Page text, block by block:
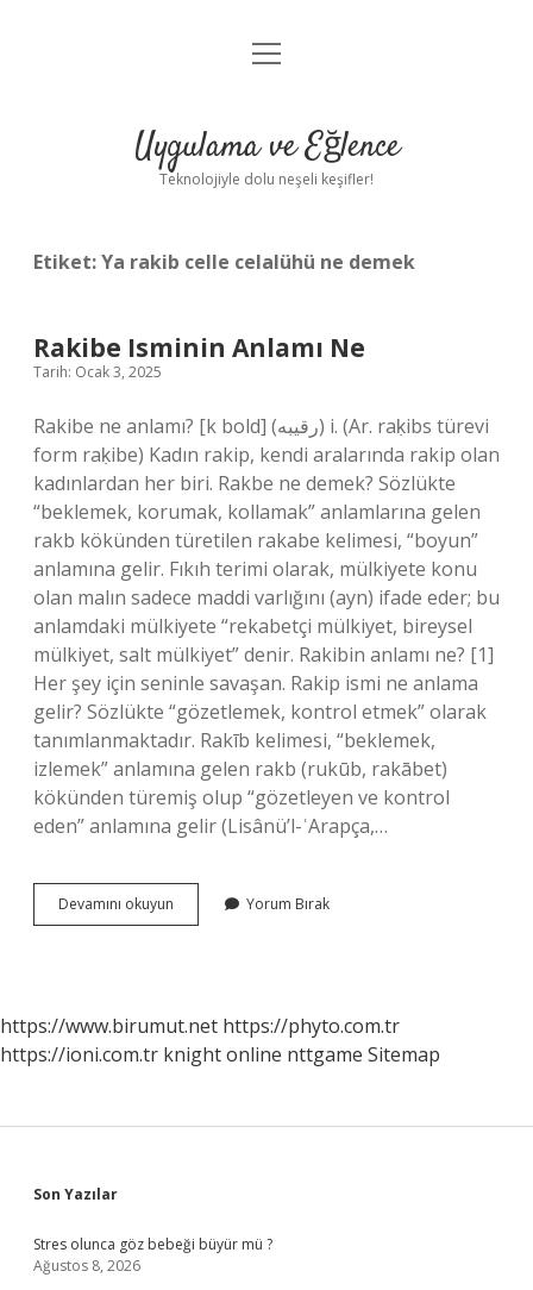
Anasayfa
Yasal Uyarı
menüyü
Uygulama ve Eğlence
Teknolojiyle dolu neşeli keşifler!
Etiket:Ya rakib celle celalühü ne demek
Rakibe Isminin Anlamı Ne
Tarih: Ocak 3, 2025
Rakibe ne anlamı? [k bold] (ﺭﻗﻴﺒﻪ) i. (Ar. raḳіbs türevi
form raḳіbe) Kadın rakip, kendi aralarında rakip olan
kadınlardan her biri. Rakbe ne demek? Sözlükte
“beklemek, korumak, kollamak” anlamlarına gelen
rakb kökünden türetilen rakabe kelimesi, “boyun”
anlamına gelir. Fıkıh terimi olarak, mülkiyete konu
olan malın sadece maddi varlığını (ayn) ifade eder; bu
anlamdaki mülkiyete “rekabetçi mülkiyet, bireysel
mülkiyet, salt mülkiyet” denir. Rakibin anlamı ne? [1]
Her şey için seninle savaşan. Rakip ismi ne anlama
gelir? Sözlükte “gözetlemek, kontrol etmek” olarak
tanımlanmaktadır. Rakīb kelimesi, “beklemek,
izlemek” anlamına gelen rakb (rukūb, rakābet)
kökünden türemiş olup “gözetleyen ve kontrol
eden” anlamına gelir (Lisânü’l-ʿArapça,…
Devamını okuyun
Isminin
Yorum Bırak
https://www.birumut.net https://phyto.com.tr
https://ioni.com.tr knight online nttgame Sitemap
Sidebar
Son Yazılar
Stres olunca göz bebeği büyür mü ?
Ağustos 8, 2026